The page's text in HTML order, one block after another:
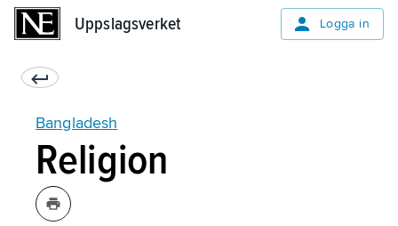
Uppslagsverket Logga in
Bangladesh
Religion